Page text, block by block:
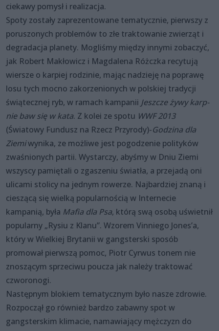
ciekawy pomysł i realizacja.
Spoty zostały zaprezentowane tematycznie, pierwszy z
poruszonych problemów to złe traktowanie zwierząt i
degradacja planety. Mogliśmy między innymi zobaczyć,
jak Robert Makłowicz i Magdalena Różczka recytują
wiersze o karpiej rodzinie, mając nadzieję na poprawę
losu tych mocno zakorzenionych w polskiej tradycji
świątecznej ryb, w ramach kampanii Jeszcze żywy karp-
nie baw się w kata. Z kolei ze spotu WWF 2013
(Światowy Fundusz na Rzecz Przyrody)-Godzina dla
Ziemiwynika, ze możliwe jest pogodzenie polityków
zwaśnionych partii. Wystarczy, abyśmy w Dniu Ziemi
wszyscy pamiętali o zgaszeniu światła, a przejadą oni
ulicami stolicy na jednym rowerze. Najbardziej znaną i
cieszącą się wielką popularnością w Internecie
kampanią, była Mafia dla Psa, którą swą osobą uświetnił
popularny „Rysiu z Klanu”. Wzorem Vinniego Jones’a,
który w Wielkiej Brytanii w gangsterski sposób
promował pierwszą pomoc, Piotr Cyrwus tonem nie
znoszącym sprzeciwu poucza jak należy traktować
czworonogi.
Następnym blokiem tematycznym było nasze zdrowie.
Rozpoczął go również bardzo zabawny spot w
gangsterskim klimacie, namawiający mężczyzn do